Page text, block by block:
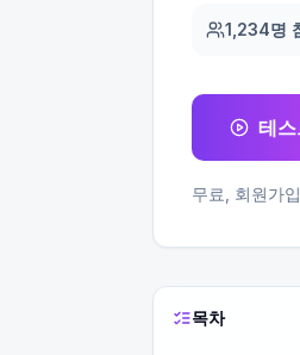
1,234명
테
무료, 회원가
목차